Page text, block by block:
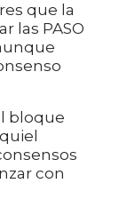
que la
las PASO
bloque
con